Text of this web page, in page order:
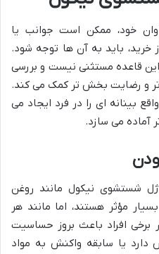
خود، ممکن است جوانب یا
باید به آن ها توجه شود.
قاعده مستثنی نیست و بررسی
تر و رضایت بخش تر کمک می کند.
بینانه ای را در فرد ایجاد می
آماده می سازد.
ژل شستشوی نیکول مانند روغن
مؤثر هستند، اما مانند هر
افراد باعث بروز حساسیت
یا سابقه واکنش به مواد